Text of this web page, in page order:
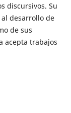
discursivos. Su
desarrollo de
de sus
acepta trabajos